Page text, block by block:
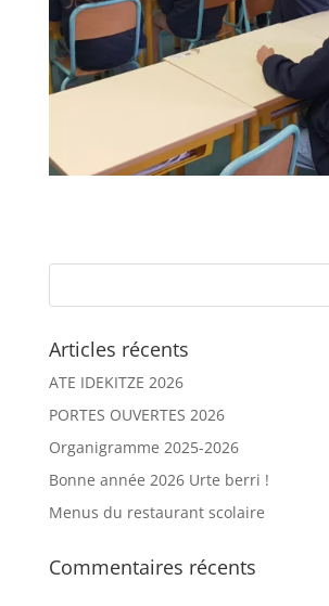
Articles récents
ATE IDEKITZE 2026
PORTES OUVERTES 2026
Organigramme 2025-2026
Bonne année 2026 Urte berri !
Menus du restaurant scolaire
Commentaires récents